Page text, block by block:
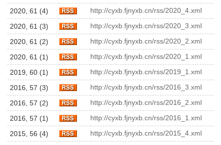
2020, 61 (4)
http://cyxb.fjnyxb.cn/rss/2020_4.xml
2020, 61 (3)
http://cyxb.fjnyxb.cn/rss/2020_3.xml
2020, 61 (2)
http://cyxb.fjnyxb.cn/rss/2020_2.xml
2020, 61 (1)
http://cyxb.fjnyxb.cn/rss/2020_1.xml
2019, 60 (1)
http://cyxb.fjnyxb.cn/rss/2019_1.xml
2016, 57 (3)
http://cyxb.fjnyxb.cn/rss/2016_3.xml
2016, 57 (2)
http://cyxb.fjnyxb.cn/rss/2016_2.xml
2016, 57 (1)
http://cyxb.fjnyxb.cn/rss/2016_1.xml
2015, 56 (4)
http://cyxb.fjnyxb.cn/rss/2015_4.xml